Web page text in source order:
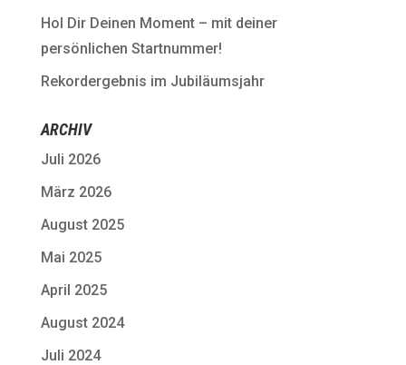
Hol Dir Deinen Moment – mit deiner
persönlichen Startnummer!
Rekordergebnis im Jubiläumsjahr
ARCHIV
Juli 2026
März 2026
August 2025
Mai 2025
April 2025
August 2024
Juli 2024